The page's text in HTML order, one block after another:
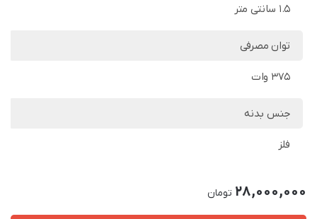
1.5 سانتی متر
توان مصرفی
375 وات
جنس بدنه
فلز
28,000,000 تومان